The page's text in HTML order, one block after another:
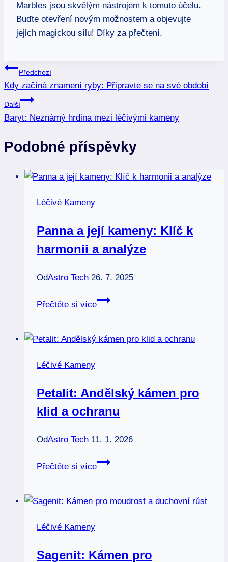
Marbles jsou skvělým nástrojem k tomuto účelu.
Buďte otevření novým možnostem a objevujte
jejich magickou sílu! Díky za přečtení.
Navigace
pro
příspěvek
Předchozí
Kdy začíná znamení ryby: Připravte se na své období
Další
Baryt: Neznámý hrdina mezi léčivými kameny
Podobné příspěvky
Léčivé Kameny
Panna a její kameny: Klíč k
harmonii a analýze
OdAstro Tech 26. 7. 2025
Přečtěte si více
Panna
kameny:
a
analýze
Léčivé Kameny
Petalit: Andělský kámen pro
klid a ochranu
OdAstro Tech 11. 1. 2026
Přečtěte si více
Petalit:
pro
Léčivé Kameny
Sagenit: Kámen pro